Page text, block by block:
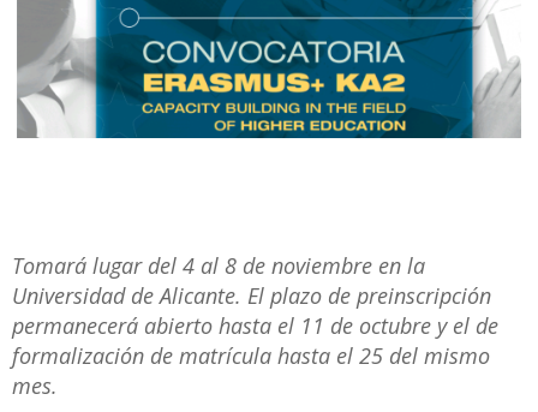
Tomará lugar del 4 al 8 de noviembre en la
Universidad de Alicante. El plazo de preinscripción
permanecerá abierto hasta el 11 de octubre y el de
formalización de matrícula hasta el 25 del mismo
mes.